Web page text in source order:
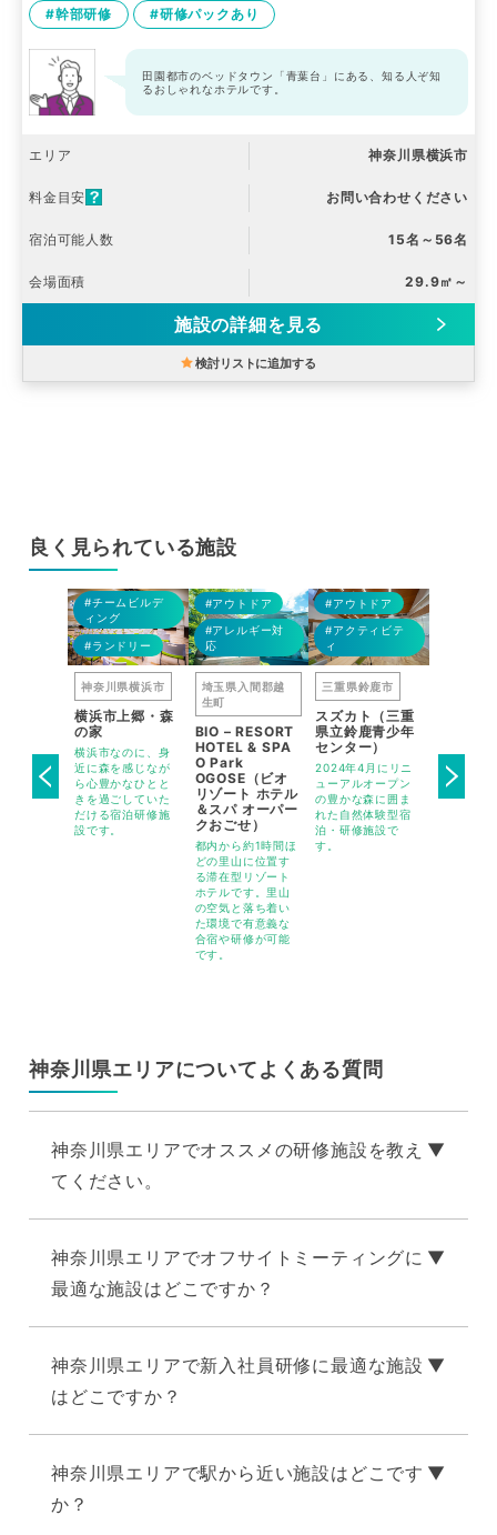
#幹部研修 #研修パックあり
田園都市のベッドタウン「青葉台」にある、知る人ぞ知
るおしゃれなホテルです。
エリア 神奈川県横浜市
料金目安 お問い合わせください
宿泊可能人数 15名～56名
会場面積 29.9㎡～
施設の詳細を見る
検討リストに追加する
良く見られている施設
森の中
合唱演
#BBQ
#チームビルデ
ィング
#ランドリー
神奈川県横浜市
横浜市上郷・森
の家
横浜市なのに、身
近に森を感じなが
ら心豊かなひとと
きを過ごしていた
だける宿泊研修施
設です。
#アウトドア
#アレルギー対
応
埼玉県入間郡越
生町
BIO – RESORT
HOTEL & SPA
O Park
OGOSE（ビオ
リゾート ホテル
＆スパ オーパー
クおごせ）
都内から約1時間ほ
どの里山に位置す
る滞在型リゾート
ホテルです。里山
の空気と落ち着い
た環境で有意義な
合宿や研修が可能
です。
#アウトドア
#アクティビテ
ィ
三重県鈴鹿市
スズカト（三重
県立鈴鹿青少年
センター）
2024年4月にリニ
ューアルオープン
の豊かな森に囲ま
れた自然体験型宿
泊・研修施設で
す。
県営みか
内に2024
ープンの
型宿泊・
神奈川県エリアについてよくある質問
神奈川県エリアでオススメの研修施設を教え
てください。
神奈川県エリアでオフサイトミーティングに
最適な施設はどこですか？
神奈川県エリアで新入社員研修に最適な施設
はどこですか？
神奈川県エリアで駅から近い施設はどこです
か？